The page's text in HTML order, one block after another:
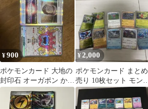
¥900
ポケモンカード 大地の
封印石 オーガポン かま
どのめんex
¥2,000
ポケモンカード まとめ
売り 10枚セット モンス
ターボールキラ